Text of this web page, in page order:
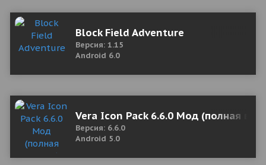
Block Field Adventure
Версия: 1.15
Android 6.0
Vera Icon Pack 6.6.0 Мод (полная
Версия: 6.6.0
Android 5.0